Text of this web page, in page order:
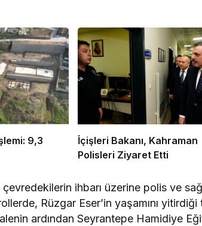
9,3
İçişleri Bakanı, Kahraman
Polisleri Ziyaret Etti
çevredekilerin ihbarı üzerine polis ve
Rüzgar Eser’in yaşamını
ardından Seyrantepe Hamidiye